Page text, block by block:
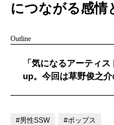
人気ワード
#男性SSW #ポップス
MENU
記事一覧
につながる感情
Outline
「気になるアーティ
up。今回は草野俊之介
#男性SSW #ポップス